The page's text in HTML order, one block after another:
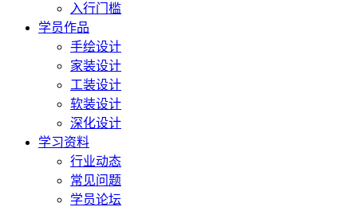
入行门槛
学员作品
手绘设计
家装设计
工装设计
软装设计
深化设计
学习资料
行业动态
常见问题
学员论坛